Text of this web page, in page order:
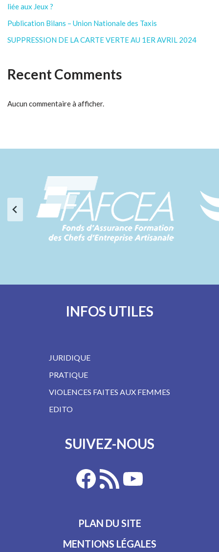
liée aux Jeux ?
Publication Bilans – Union Nationale des Taxis
SUPPRESSION DE LA CARTE VERTE AU 1ER AVRIL 2024
Recent Comments
Aucun commentaire à afficher.
INFOS UTILES
JURIDIQUE
PRATIQUE
VIOLENCES FAITES AUX FEMMES
EDITO
SUIVEZ-NOUS
PLAN DU SITE
MENTIONS LÉGALES